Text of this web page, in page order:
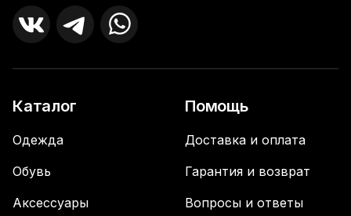
Каталог
Одежда
Обувь
Аксессуары
Помощь
Доставка и оплата
Гарантия и возврат
Вопросы и ответы